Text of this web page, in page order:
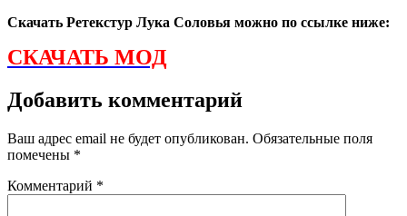
Скачать Ретекстур Лука Соловья можно по ссылке ниже:
СКАЧАТЬ МОД
Добавить комментарий
Ваш адрес email не будет опубликован. Обязательные поля
помечены *
Комментарий *